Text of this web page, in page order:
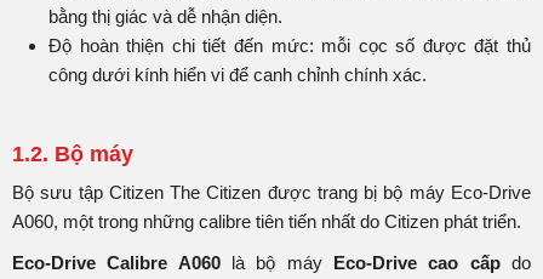
bằng thị giác và dễ nhận diện.
Độ hoàn thiện chi tiết đến mức: mỗi cọc số được đặt thủ
công dưới kính hiển vi để canh chỉnh chính xác.
1.2. Bộ máy
Bộ sưu tập Citizen The Citizen được trang bị bộ máy Eco-Drive
A060, một trong những calibre tiên tiến nhất do Citizen phát triển.
Eco-Drive Calibre A060là bộ máy Eco-Drive cao cấpdo